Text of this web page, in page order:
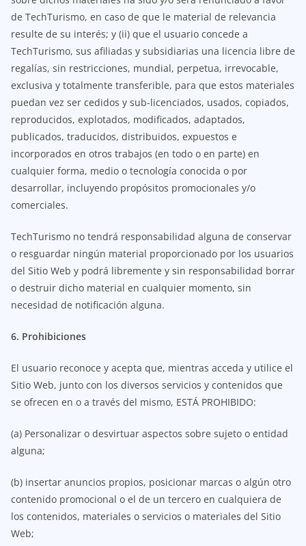
de TechTurismo, en caso de que le material de relevancia
resulte de su interés; y (ii) que el usuario concede a
TechTurismo, sus afiliadas y subsidiarias una licencia libre de
regalías, sin restricciones, mundial, perpetua, irrevocable,
exclusiva y totalmente transferible, para que estos materiales
puedan vez ser cedidos y sub-licenciados, usados, copiados,
reproducidos, explotados, modificados, adaptados,
publicados, traducidos, distribuidos, expuestos e
incorporados en otros trabajos (en todo o en parte) en
cualquier forma, medio o tecnología conocida o por
desarrollar, incluyendo propósitos promocionales y/o
comerciales.
TechTurismo no tendrá responsabilidad alguna de conservar
o resguardar ningún material proporcionado por los usuarios
del Sitio Web y podrá libremente y sin responsabilidad borrar
o destruir dicho material en cualquier momento, sin
necesidad de notificación alguna.
6. Prohibiciones
El usuario reconoce y acepta que, mientras acceda y utilice el
Sitio Web, junto con los diversos servicios y contenidos que
se ofrecen en o a través del mismo, ESTÁ PROHIBIDO:
(a) Personalizar o desvirtuar aspectos sobre sujeto o entidad
alguna;
(b) insertar anuncios propios, posicionar marcas o algún otro
contenido promocional o el de un tercero en cualquiera de
los contenidos, materiales o servicios o materiales del Sitio
Web;